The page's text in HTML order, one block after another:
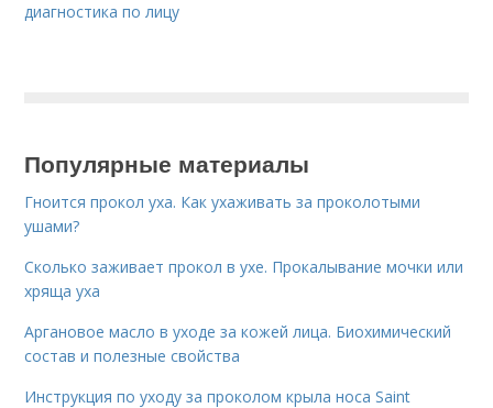
диагностика по лицу
Популярные материалы
Гноится прокол уха. Как ухаживать за проколотыми
ушами?
Сколько заживает прокол в ухе. Прокалывание мочки или
хряща уха
Аргановое масло в уходе за кожей лица. Биохимический
состав и полезные свойства
Инструкция по уходу за проколом крыла носа Saint